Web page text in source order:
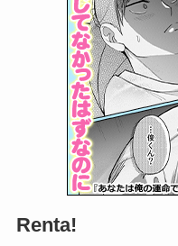
Renta!